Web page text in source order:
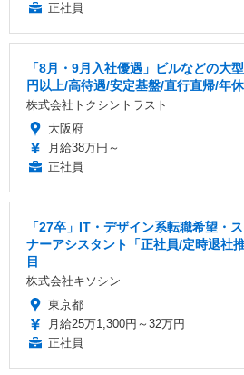
正社員
「8月・9月入社優遇」ビルなどの大
円以上/高待遇/安定基盤/直行直帰/年
株式会社トクシントラスト
大阪府
月給38万円～
正社員
「27卒」IT・デザイン系転職希望・
ナーアシスタント「正社員/定時退社
目
株式会社キソシン
東京都
月給25万1,300円～32万円
正社員